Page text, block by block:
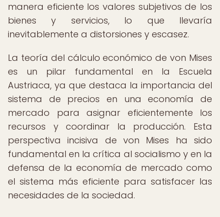
manera eficiente los valores subjetivos de los
bienes y servicios, lo que llevaría
inevitablemente a distorsiones y escasez.
La teoría del cálculo económico de von Mises
es un pilar fundamental en la Escuela
Austriaca, ya que destaca la importancia del
sistema de precios en una economía de
mercado para asignar eficientemente los
recursos y coordinar la producción. Esta
perspectiva incisiva de von Mises ha sido
fundamental en la crítica al socialismo y en la
defensa de la economía de mercado como
el sistema más eficiente para satisfacer las
necesidades de la sociedad.